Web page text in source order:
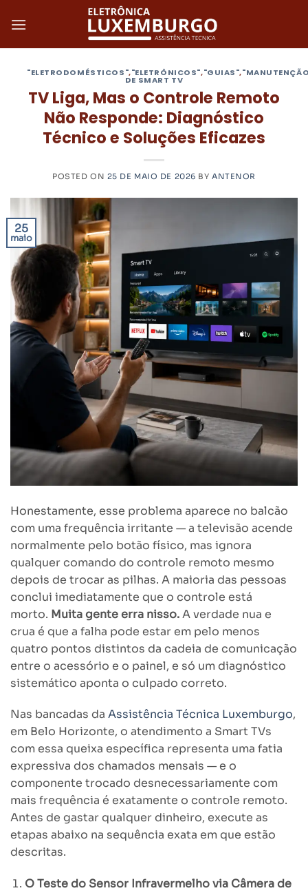
"ELETRODOMÉSTICOS","ELETRÔNICOS","GUIAS",
DE SMART TV
TV Liga, Mas o Controle Remoto
Não Responde: Diagnóstico
Técnico e Soluções Eficazes
POSTED ON 25 DE MAIO DE 2026 BYANTENOR
25
maio
Honestamente, esse problema aparece no balcão
com uma frequência irritante — a televisão acende
normalmente pelo botão físico, mas ignora
qualquer comando do controle remoto mesmo
depois de trocar as pilhas. A maioria das pessoas
conclui imediatamente que o controle está
morto. Muita gente erra nisso.A verdade nua e
crua é que a falha pode estar em pelo menos
quatro pontos distintos da cadeia de comunicação
entre o acessório e o painel, e só um diagnóstico
sistemático aponta o culpado correto.
Nas bancadas da Assistência Técnica Luxemburgo,
em Belo Horizonte, o atendimento a Smart TVs
com essa queixa específica representa uma fatia
expressiva dos chamados mensais — e o
componente trocado desnecessariamente com
mais frequência é exatamente o controle remoto.
Antes de gastar qualquer dinheiro, execute as
etapas abaixo na sequência exata em que estão
descritas.
O Teste do Sensor Infravermelho via Câmera de